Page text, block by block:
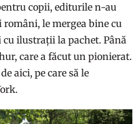
copii, editurile n-au
le mergea bine cu
cu ilustrații la pachet. Până
care a făcut un pionierat.
aici, pe care să le